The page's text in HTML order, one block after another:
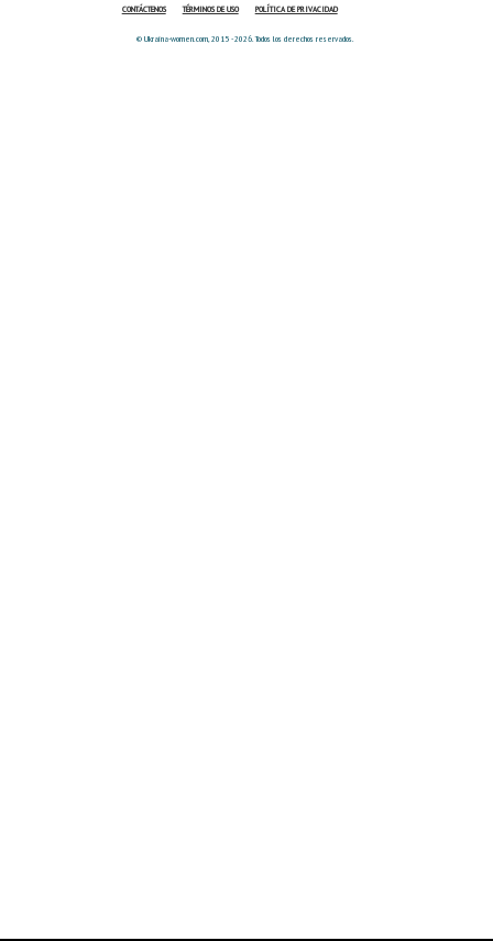
CONTÁCTENOS TÉRMINOS DE USO POLÍTICA DE PRIVACIDAD
© Ukraina-women.com, 2015 - 2026. Todos los derechos reservados.